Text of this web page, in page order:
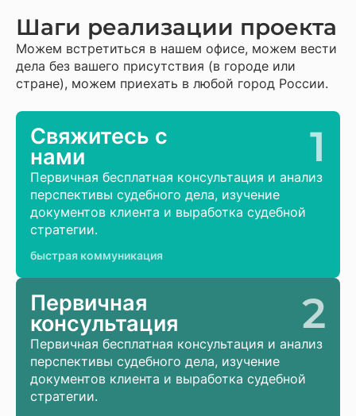
Шаги реализации проекта
Можем встретиться в нашем офисе, можем вести
дела без вашего присутствия (в городе или
стране), можем приехать в любой город России.
Свяжитесь с
нами
1
Первичная бесплатная консультация и анализ
перспективы судебного дела, изучение
документов клиента и выработка судебной
стратегии.
быстрая коммуникация
Первичная
консультация
2
Первичная бесплатная консультация и анализ
перспективы судебного дела, изучение
документов клиента и выработка судебной
стратегии.